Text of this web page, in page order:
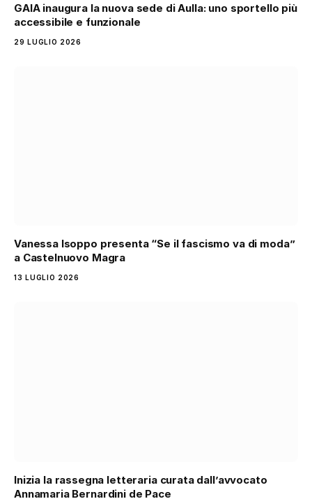
GAIA inaugura la nuova sede di Aulla: uno sportello più
accessibile e funzionale
29 LUGLIO 2026
Vanessa Isoppo presenta “Se il fascismo va di moda”
a Castelnuovo Magra
13 LUGLIO 2026
Inizia la rassegna letteraria curata dall’avvocato
Annamaria Bernardini de Pace